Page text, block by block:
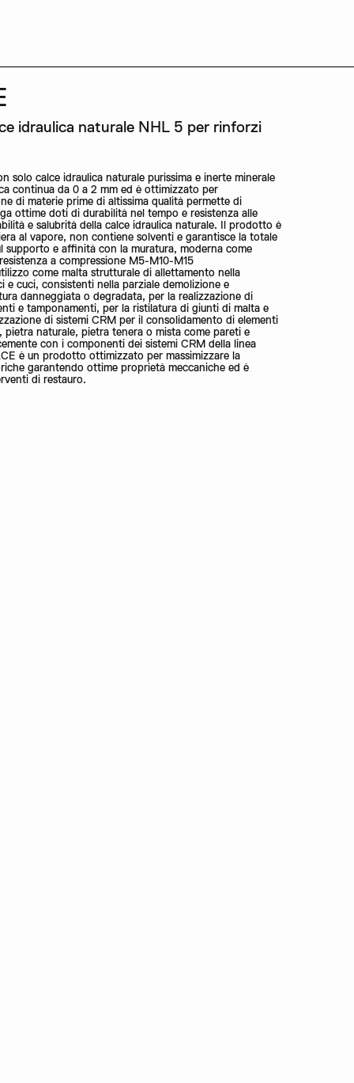
idraulica naturale NHL 5 per rinforzi
solo calce idraulica naturale purissima e inerte minerale
continua da 0 a 2 mm ed è ottimizzato per
di materie prime di altissima qualità permette di
ottime doti di durabilità nel tempo e resistenza alle
e salubrità della calce idraulica naturale. Il prodotto è
al vapore, non contiene solventi e garantisce la totale
supporto e affinità con la muratura, moderna come
a compressione M5-M10-M15
come malta strutturale di allettamento nella
e cuci, consistenti nella parziale demolizione e
danneggiata o degradata, per la realizzazione di
e tamponamenti, per la ristilatura di giunti di malta e
di sistemi CRM per il consolidamento di elementi
naturale, pietra tenera o mista come pareti e
con i componenti dei sistemi CRM della linea
è un prodotto ottimizzato per massimizzare la
garantendo ottime proprietà meccaniche ed è
di restauro.